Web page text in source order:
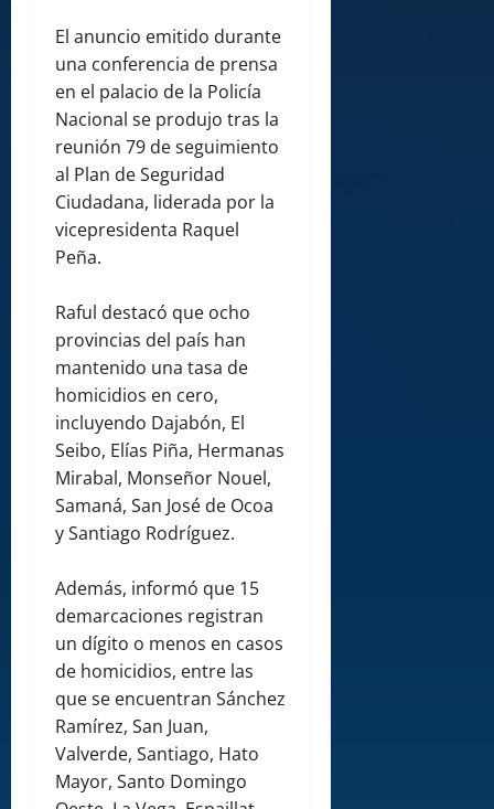
El anuncio emitido durante
una conferencia de prensa
en el palacio de la Policía
Nacional se produjo tras la
reunión 79 de seguimiento
al Plan de Seguridad
Ciudadana, liderada por la
vicepresidenta Raquel
Peña.
Raful destacó que ocho
provincias del país han
mantenido una tasa de
homicidios en cero,
incluyendo Dajabón, El
Seibo, Elías Piña, Hermanas
Mirabal, Monseñor Nouel,
Samaná, San José de Ocoa
y Santiago Rodríguez.
Además, informó que 15
demarcaciones registran
un dígito o menos en casos
de homicidios, entre las
que se encuentran Sánchez
Ramírez, San Juan,
Valverde, Santiago, Hato
Mayor, Santo Domingo